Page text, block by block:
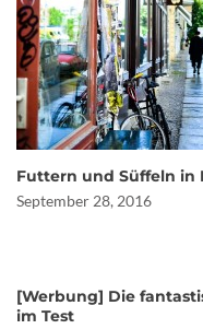
Futtern und Süffeln in
September 28, 2016
[Werbung] Die
im Test